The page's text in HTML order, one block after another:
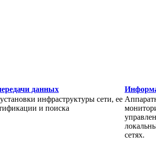
данных
инфраструктуры сети, ее
и поиска
сетях.